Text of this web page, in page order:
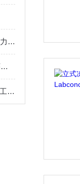
使用表面张力仪测定液体表面张力的操作步骤
实验室必看，Heidolph 涡旋振荡器的操作方法！
Huber 加热制冷循环器如何在化工行业使用？